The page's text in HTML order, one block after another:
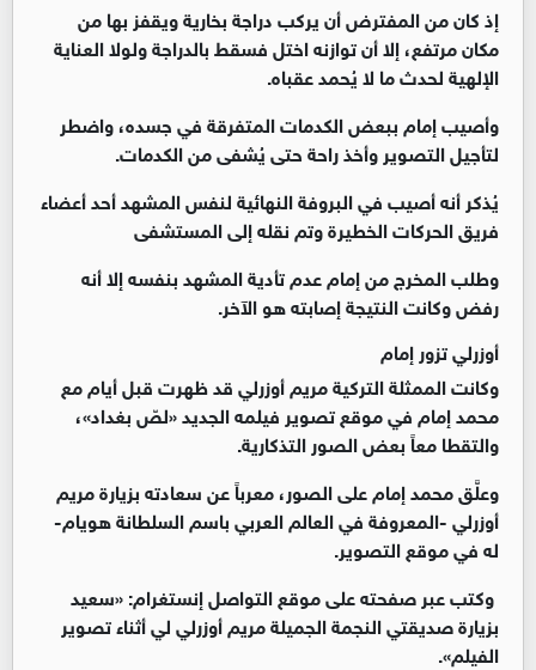
إذ كان من المفترض أن يركب دراجة بخارية ويقفز بها من
مكان مرتفع، إلا أن توازنه اختل فسقط بالدراجة ولولا العناية
الإلهية لحدث ما لا يُحمد عقباه.
وأصيب إمام ببعض الكدمات المتفرقة في جسده، واضطر
لتأجيل التصوير وأخذ راحة حتى يُشفى من الكدمات.
يُذكر أنه أصيب في البروفة النهائية لنفس المشهد أحد أعضاء
فريق الحركات الخطيرة وتم نقله إلى المستشفى
وطلب المخرج من إمام عدم تأدية المشهد بنفسه إلا أنه
رفض وكانت النتيجة إصابته هو الآخر.
أوزرلي تزور إمام
وكانت الممثلة التركية مريم أوزرلي قد ظهرت قبل أيام مع
محمد إمام في موقع تصوير فيلمه الجديد «لصّ بغداد»،
والتقطا معاً بعض الصور التذكارية.
وعلَّق محمد إمام على الصور، معرباً عن سعادته بزيارة مريم
أوزرلي -المعروفة في العالم العربي باسم السلطانة هويام-
له في موقع التصوير.
وكتب عبر صفحته على موقع التواصل إنستغرام: «سعيد
بزيارة صديقتي النجمة الجميلة مريم أوزرلي لي أثناء تصوير
الفيلم».